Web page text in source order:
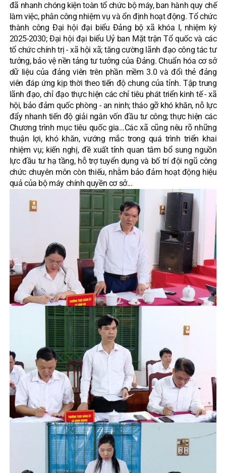
đã nhanh chóng kiện toàn tổ chức bộ máy, ban hành quy chế
làm việc, phân công nhiệm vụ và ổn định hoạt động. Tổ chức
thành công Đại hội đại biểu Đảng bộ xã khóa I, nhiệm kỳ
2025-2030; Đại hội đại biểu Uỷ ban Mặt trận Tổ quốc và các
tổ chức chính trị - xã hội xã; tăng cường lãnh đạo công tác tư
tưởng, bảo vệ nền tảng tư tưởng của Đảng. Chuẩn hóa cơ sở
dữ liệu của đảng viên trên phần mềm 3.0 và đổi thẻ đảng
viên đáp ứng kịp thời theo tiến độ chung của tỉnh. Tập trung
lãnh đạo, chỉ đạo thực hiện các chỉ tiêu phát triển kinh tế - xã
hội, bảo đảm quốc phòng - an ninh; tháo gỡ khó khăn, nỗ lực
đẩy nhanh tiến độ giải ngân vốn đầu tư công; thực hiện các
Chương trình mục tiêu quốc gia…Các xã cũng nêu rõ những
thuận lợi, khó khăn, vướng mắc trong quá trình triển khai
nhiệm vụ; kiến nghị, đề xuất tỉnh quan tâm bổ sung nguồn
lực đầu tư hạ tầng, hỗ trợ tuyển dụng và bố trí đội ngũ công
chức chuyên môn còn thiếu, nhằm bảo đảm hoạt động hiệu
quả của bộ máy chính quyền cơ sở...